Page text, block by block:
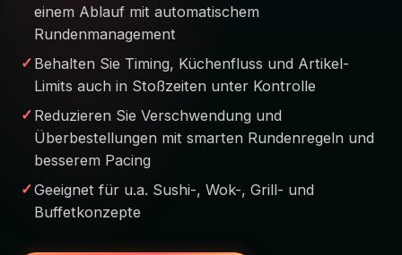
einem Ablauf mit automatischem
Rundenmanagement
Behalten Sie Timing, Küchenfluss und Artikel-
Limits auch in Stoßzeiten unter Kontrolle
Reduzieren Sie Verschwendung und
Überbestellungen mit smarten Rundenregeln und
besserem Pacing
Geeignet für u.a. Sushi-, Wok-, Grill- und
Buffetkonzepte